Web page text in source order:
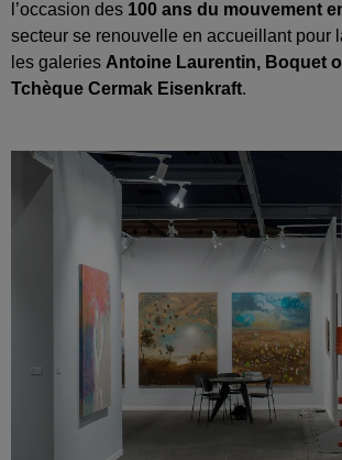
l’occasion des 100 ans du mouvement
secteur se renouvelle en accueillant pour
les galeries Antoine Laurentin, Boquet
Tchèque Cermak Eisenkraft.